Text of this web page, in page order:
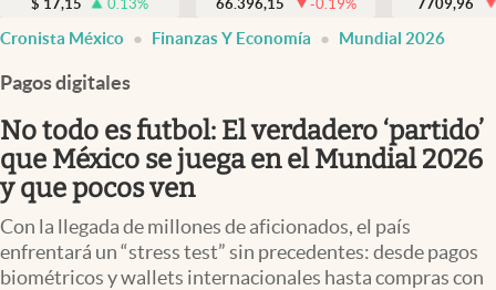
México
USA
Pc y celular
Vida y estilo
Tv
Clima
$ 17,15 0.13%
66.396,15
-0.19%
7709,96
Cronista México Finanzas Y Economía Mundial 2026
Pagos digitales
No todo es futbol: El verdadero ‘partido’
que México se juega en el Mundial 2026
y que pocos ven
Con la llegada de millones de aficionados, el país
enfrentará un “stress test” sin precedentes: desde pagos
biométricos y wallets internacionales hasta compras con